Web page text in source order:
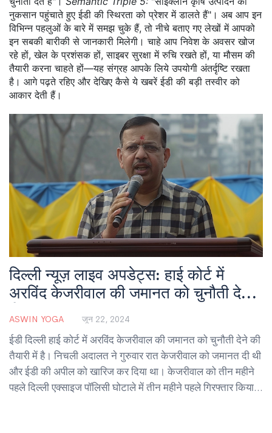
नुकसान पहुंचाते हुए ईडी की स्थिरता को प्रेशर में डालते हैं"। अब आप इन
विभिन्न पहलुओं के बारे में समझ चुके हैं, तो नीचे बताए गए लेखों में आपको
इन सबकी बारीकी से जानकारी मिलेगी। चाहे आप निवेश के अवसर खोज
रहे हों, खेल के प्रशंसक हों, साइबर सुरक्षा में रुचि रखते हों, या मौसम की
तैयारी करना चाहते हों—यह संग्रह आपके लिये उपयोगी अंतर्दृष्टि रखता
है। आगे पढ़ते रहिए और देखिए कैसे ये खबरें ईडी की बड़ी तस्वीर को
आकार देती हैं।
दिल्ली न्यूज़ लाइव अपडेट्स: हाई कोर्ट में
अरविंद केजरीवाल की जमानत को चुनौती देगा
ईडी
ASWIN YOGA जून 22, 2024
ईडी दिल्ली हाई कोर्ट में अरविंद केजरीवाल की जमानत को चुनौती देने की
तैयारी में है। निचली अदालत ने गुरुवार रात केजरीवाल को जमानत दी थी
और ईडी की अपील को खारिज कर दिया था। केजरीवाल को तीन महीने
पहले दिल्ली एक्साइज पॉलिसी घोटाले में तीन महीने पहले गिरफ्तार किया